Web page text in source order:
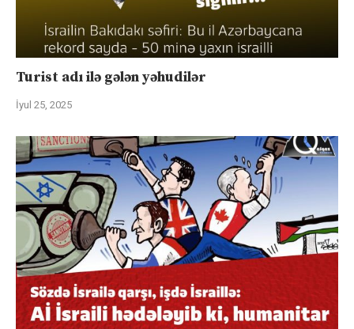
Turist adı ilə gələn yəhudilər
İyul 25, 2025